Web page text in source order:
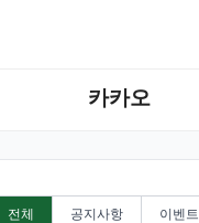
카카오
전체 공지사항 이벤트